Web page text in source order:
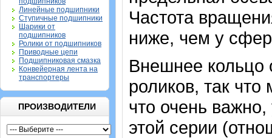
Линейные подшипники
Ступичные подшипники
Шарики от
подшипников
Ролики от подшипников
Приводные цепи
Подшипниковая смазка
Конвейерная лента на
транспортеры
ПРОИЗВОДИТЕЛИ
Частота
ниже, чем у
Внешнее кольцо
роликов, так
что очень
этой серии